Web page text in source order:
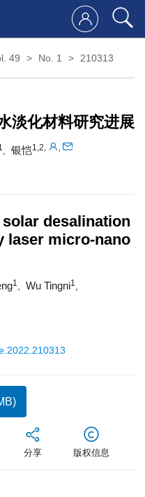
49 No. 1 210313
淡化材料研究进展
银恺1,2
desalination
laser micro-nano
1 Wu Tingni1
分享 版权信息